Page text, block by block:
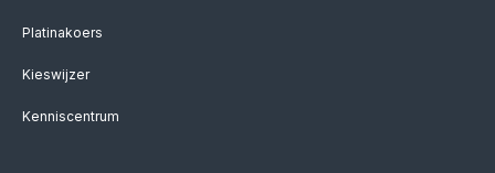
Platinakoers
Kieswijzer
Kenniscentrum